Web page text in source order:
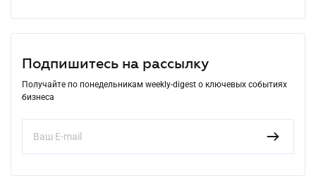
Подпишитесь на рассылку
Получайте по понедельникам weekly-digest о ключевых событиях
бизнеса